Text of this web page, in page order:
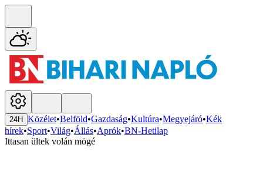
24H Közélet•Belföld•Gazdaság•Kultúra•Megyejáró•Kék
hírek•Sport•Világ•Állás•Aprók•BN-Hetilap
Ittasan ültek volán mögé